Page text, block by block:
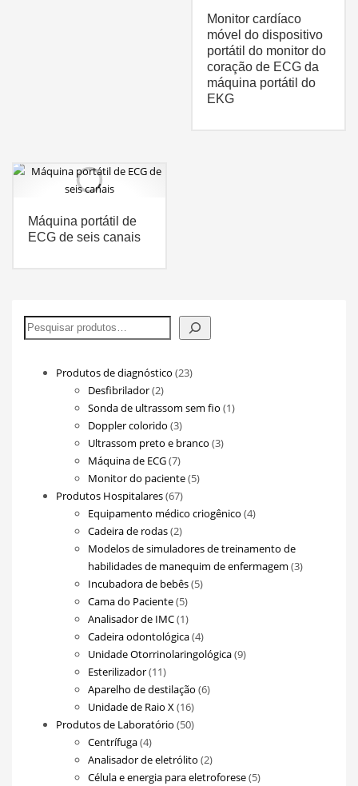
Monitor cardíaco
móvel do dispositivo
portátil do monitor do
coração de ECG da
máquina portátil do
EKG
Máquina portátil de
ECG de seis canais
Pesquisar
Produtos de diagnóstico 2323
Desfibrilador 22
produtos
Sonda de ultrassom sem fio 11
Doppler colorido 33
produtos
Ultrassom preto e branco 33
Máquina de ECG 77
produtos
Monitor do paciente 55
Produtos Hospitalares 6767
produtos
Equipamento médico criogênico 44
Cadeira de rodas 22
produtos
Modelos de simuladores de treinamento de
habilidades de manequim de enfermagem 33
Incubadora de bebês 55
Cama do Paciente 55
produtos
Analisador de IMC 11
produto
Cadeira odontológica 44
produtos
Unidade Otorrinolaringológica 99
Esterilizador 1111
produtos
Aparelho de destilação 66
Unidade de Raio X 1616
produtos
Produtos de Laboratório 5050
Centrífuga 44
produtos
Analisador de eletrólito 22
produtos
Célula e energia para eletroforese 55